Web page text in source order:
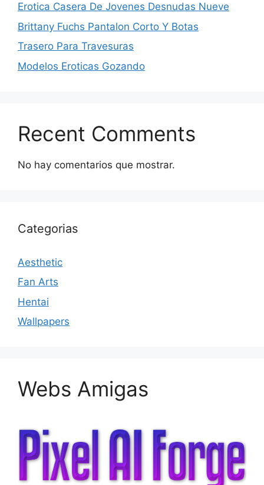
Erotica Casera De Jovenes Desnudas Nueve
Brittany Fuchs Pantalon Corto Y Botas
Trasero Para Travesuras
Modelos Eroticas Gozando
Recent Comments
No hay comentarios que mostrar.
Categorias
Aesthetic
Fan Arts
Hentai
Wallpapers
Webs Amigas